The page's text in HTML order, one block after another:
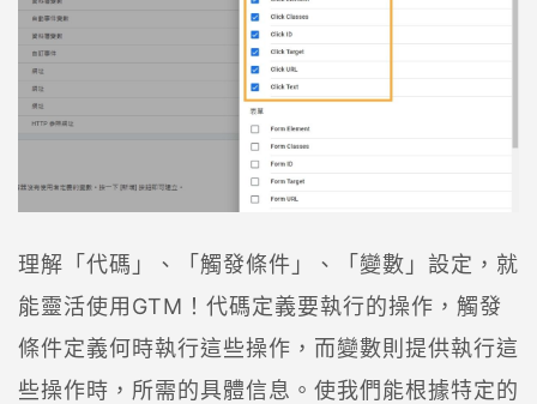
理解「代碼」、「觸發條件」、「變數」設定，就
能靈活使用GTM！代碼定義要執行的操作，觸發
條件定義何時執行這些操作，而變數則提供執行這
些操作時，所需的具體信息。使我們能根據特定的